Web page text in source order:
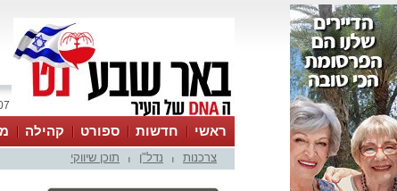
07 אוגוסט
ראשי חדשות ספורט קהילה
עסקים
טיפים והמלצות צרכנות נדל"ן תוכן שיווקי